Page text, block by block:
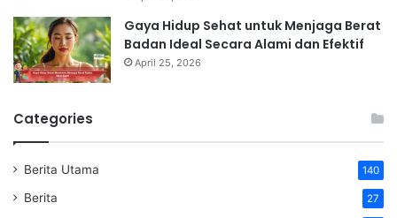
Gaya Hidup Sehat untuk Menjaga Berat
Badan Ideal Secara Alami dan Efektif
April 25, 2026
Categories
Berita Utama 140
Berita 27